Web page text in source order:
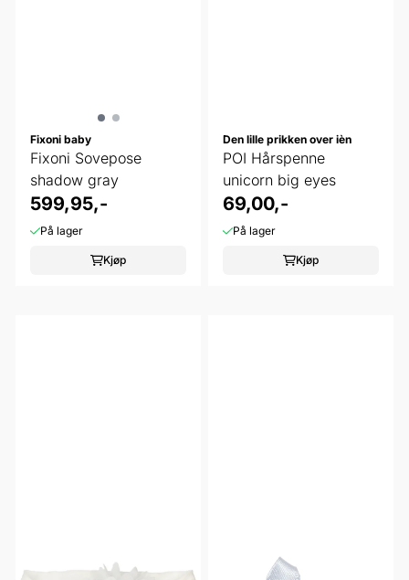
Fixoni baby
Fixoni Sovepose
shadow gray
599,95,-
På lager
Kjøp
Den lille prikken over ièn
POI Hårspenne
unicorn big eyes
69,00,-
På lager
Kjøp